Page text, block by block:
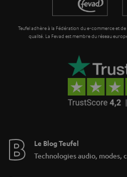
Teufel adhère à la Fédération du e-commerce et
qualité. La Fevad est membre du réseau
Le Blog Teufel
Technologies audio, modes,